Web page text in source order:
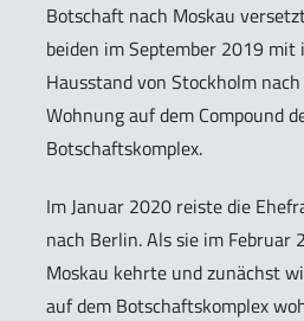
Botschaft nach Moskau
beiden im September 2019 mit
Hausstand von Stockholm
Wohnung auf dem Compound
Botschaftskomplex.
Im Januar 2020 reiste die
nach Berlin. Als sie im Februar
Moskau kehrte und zunächst
auf dem Botschaftskomplex